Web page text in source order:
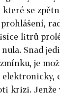
se
prohlášení,
litrů
nula. Snad
je
krizi. Jenže